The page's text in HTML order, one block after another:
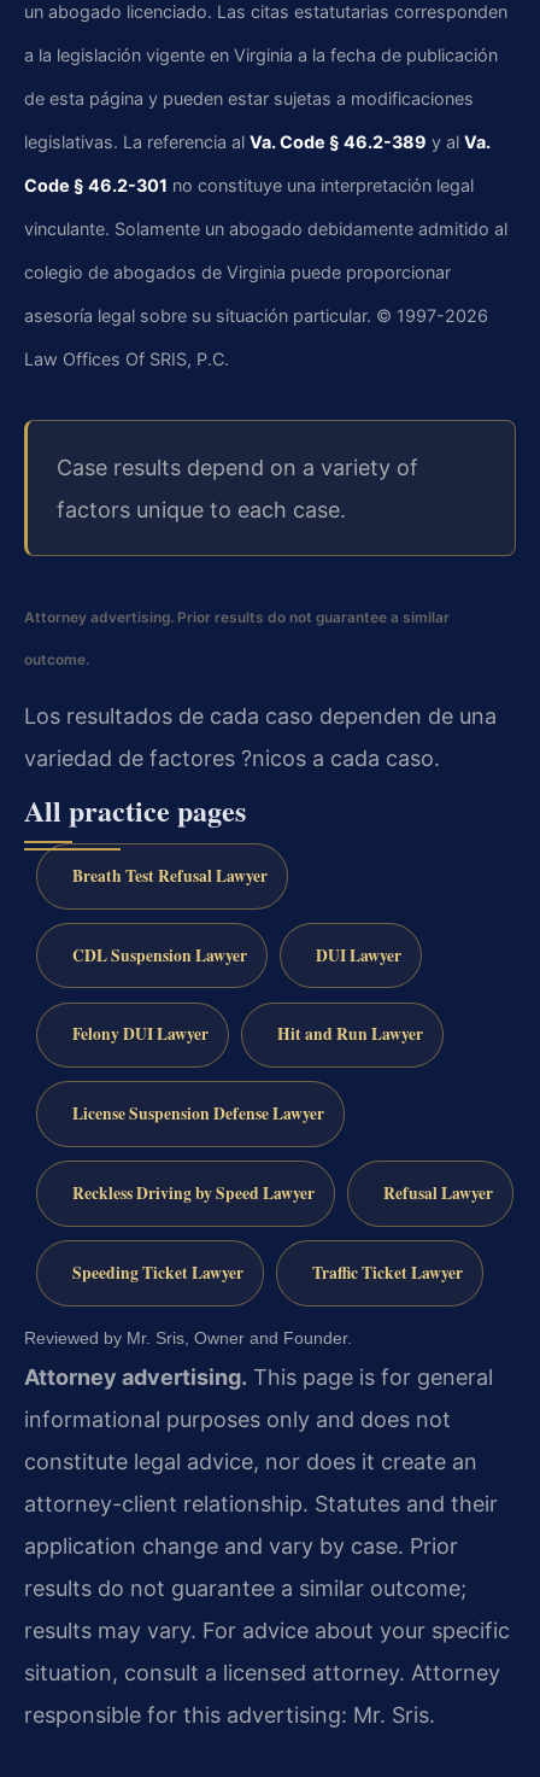
un abogado licenciado. Las citas estatutarias corresponden
a la legislación vigente en Virginia a la fecha de publicación
de esta página y pueden estar sujetas a modificaciones
legislativas. La referencia al Va. Code § 46.2-389 y al Va.
Code § 46.2-301 no constituye una interpretación legal
vinculante. Solamente un abogado debidamente admitido al
colegio de abogados de Virginia puede proporcionar
asesoría legal sobre su situación particular. © 1997-2026
Law Offices Of SRIS, P.C.
Case results depend on a variety of
factors unique to each case.
Attorney advertising. Prior results do not guarantee a similar
outcome.
Los resultados de cada caso dependen de una
variedad de factores ?nicos a cada caso.
All practice pages
Breath Test Refusal Lawyer
CDL Suspension Lawyer DUI Lawyer
Felony DUI Lawyer Hit and Run Lawyer
License Suspension Defense Lawyer
Reckless Driving by Speed Lawyer Refusal Lawyer
Speeding Ticket Lawyer Traffic Ticket Lawyer
Reviewed by Mr. Sris, Owner and Founder.
Attorney advertising. This page is for general
informational purposes only and does not
constitute legal advice, nor does it create an
attorney-client relationship. Statutes and their
application change and vary by case. Prior
results do not guarantee a similar outcome;
results may vary. For advice about your specific
situation, consult a licensed attorney. Attorney
responsible for this advertising: Mr. Sris.